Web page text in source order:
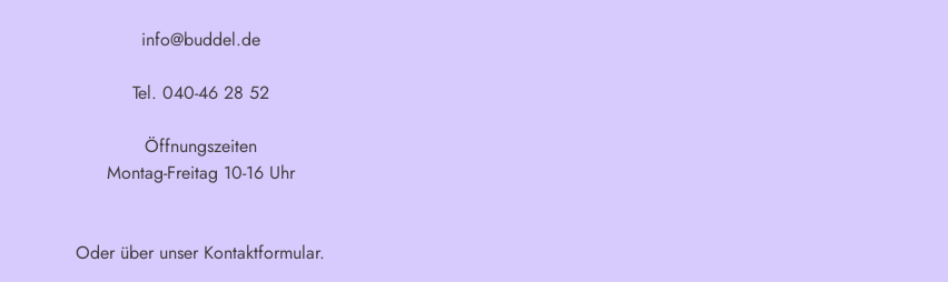
info@buddel.de
Tel. 040-46 28 52
Öffnungszeiten
Montag-Freitag 10-16 Uhr
Oder über unser Kontaktformular.